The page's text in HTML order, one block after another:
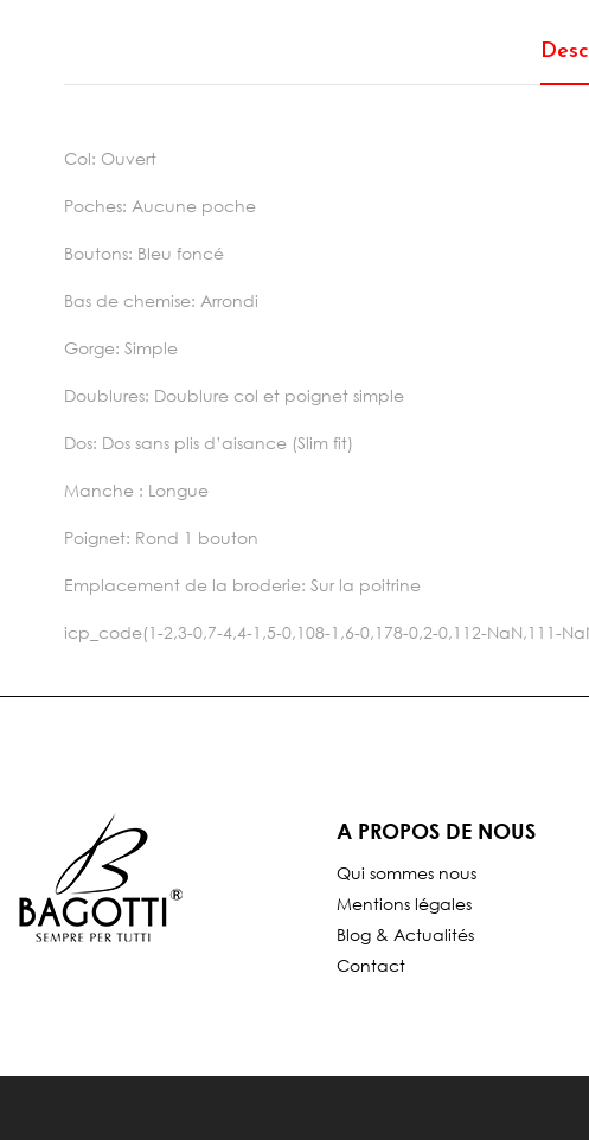
Col: Ouvert
Poches: Aucune poche
Boutons: Bleu foncé
Bas de chemise: Arrondi
Gorge: Simple
Doublures: Doublure col et poignet simple
Dos: Dos sans plis d’aisance (Slim fit)
Manche : Longue
Poignet: Rond 1 bouton
Emplacement de la broderie: Sur la poitrine
icp_code(1-2,3-0,7-4,4-1,5-0,108-1,6-0,178-0,2-0,112-NaN,111-
A PROPOS DE NOUS
Qui sommes nous
Mentions légales
Blog & Actualités
Contact